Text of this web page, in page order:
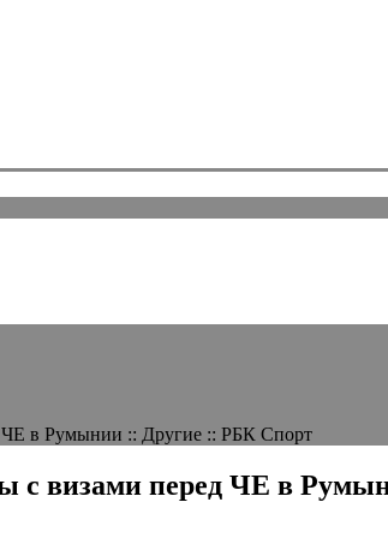
ЧЕ в Румынии :: Другие :: РБК Спорт
с визами перед ЧЕ в